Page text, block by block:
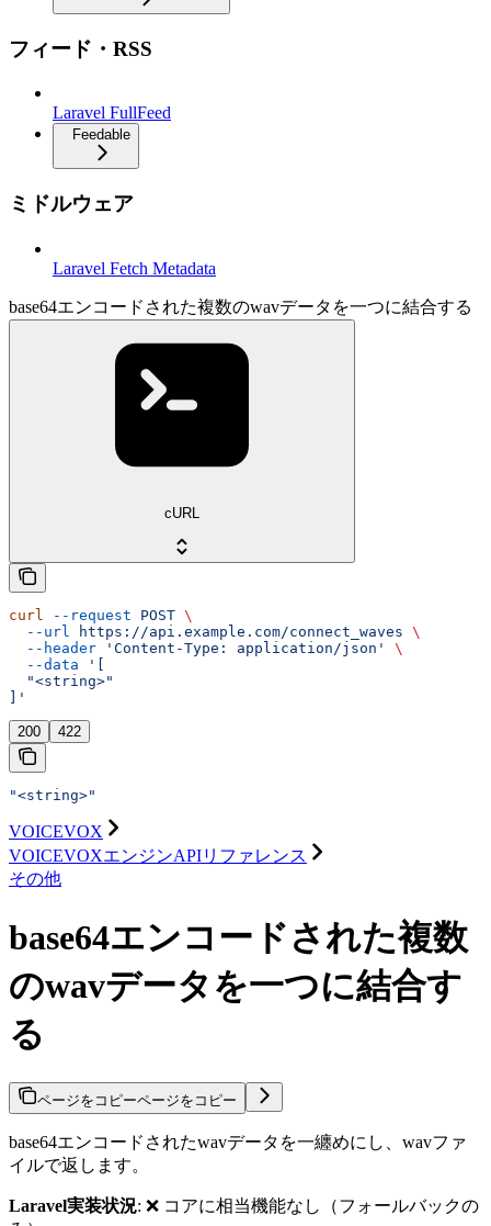
フィード・RSS
Laravel FullFeed
Feedable
ミドルウェア
Laravel Fetch Metadata
base64エンコードされた複数のwavデータを一つに結合する
cURL
curl --request POST \
  --url
https://api.example.com/connect_waves \
  --header
'Content-Type: application/json'
\
  --data
'[
  "<string>"
]'
200 422
"<string>"
VOICEVOX
VOICEVOXエンジンAPIリファレンス
その他
base64エンコードされた複数
のwavデータを一つに結合す
る
ページをコピーページをコピー
base64エンコードされたwavデータを一纏めにし、wavファ
イルで返します。
Laravel実装状況: ❌ コアに相当機能なし（フォールバックの